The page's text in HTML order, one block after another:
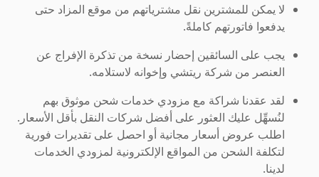
لا يمكن للمشترين نقل مشترياتهم من موقع المزاد حتى
يدفعوا فاتورتهم كاملةً.
يجب على السائقين إحضار نسخة من تذكرة الإفراج عن
العنصر من شركة ريتشي وإخوانه لاستلامه.
لقد عقدنا شراكة مع مزودي خدمات شحن موثوق بهم
لنُسهِّل عليك العثور على أفضل شركات النقل بأقل الأسعار.
اطلب عروض أسعار مجانية أو احصل على تقديرات فورية
لتكلفة الشحن من المواقع الإلكترونية لمزودي الخدمات
لدينا.